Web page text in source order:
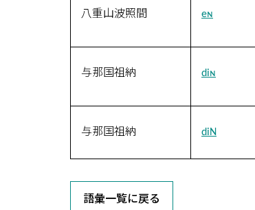
八重山波照間 eɴ
与那国祖納 diɴ
与那国祖納 diN
語彙一覧に戻る